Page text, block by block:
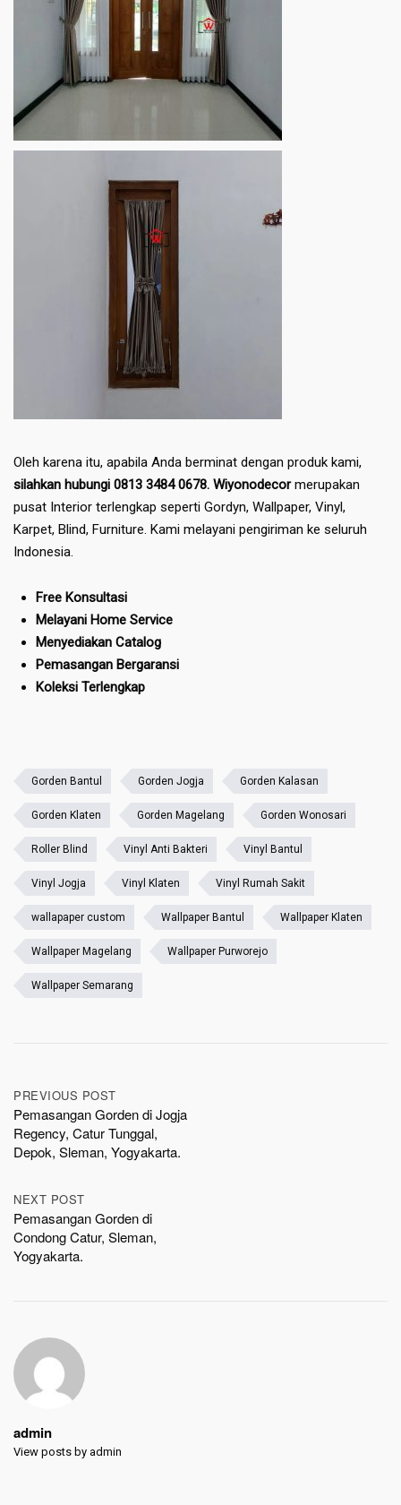
Oleh karena itu, apabila Anda berminat dengan produk kami,
silahkan hubungi 0813 3484 0678. Wiyonodecormerupakan
pusat Interior terlengkap seperti Gordyn, Wallpaper, Vinyl,
Karpet, Blind, Furniture. Kami melayani pengiriman ke seluruh
Indonesia.
Free Konsultasi
Melayani Home Service
Menyediakan Catalog
Pemasangan Bergaransi
Koleksi Terlengkap
Gorden Bantul Gorden Jogja Gorden Kalasan
Gorden Klaten Gorden Magelang Gorden Wonosari
Roller Blind Vinyl Anti Bakteri Vinyl Bantul
Vinyl Jogja Vinyl Klaten Vinyl Rumah Sakit
wallapaper custom Wallpaper Bantul Wallpaper Klaten
Wallpaper Magelang Wallpaper Purworejo
Wallpaper Semarang
Post
navigation
PREVIOUS POST
Pemasangan Gorden di Jogja
Regency, Catur Tunggal,
Depok, Sleman, Yogyakarta.
NEXT POST
Pemasangan Gorden di
Condong Catur, Sleman,
Yogyakarta.
admin
View posts by admin